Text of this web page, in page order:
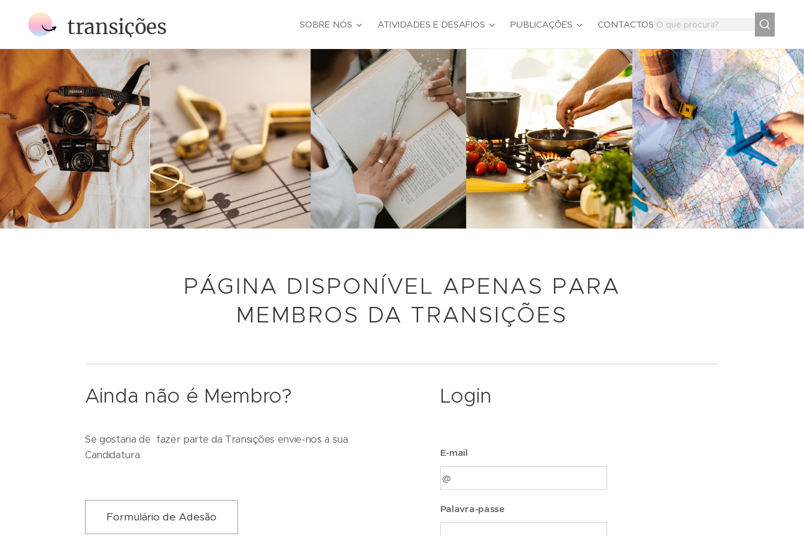
transições SOBRE NÓS ATIVIDADES E DESAFIOS PUBLICAÇÕES CONTACTOS
PÁGINA DISPONÍVEL APENAS PARA
MEMBROS DA TRANSIÇÕES
Ainda não é Membro?
Se gostaria de fazer parte da Transições envie-nos a sua
Candidatura.
Formulário de Adesão
Login
E-mail
Palavra-passe